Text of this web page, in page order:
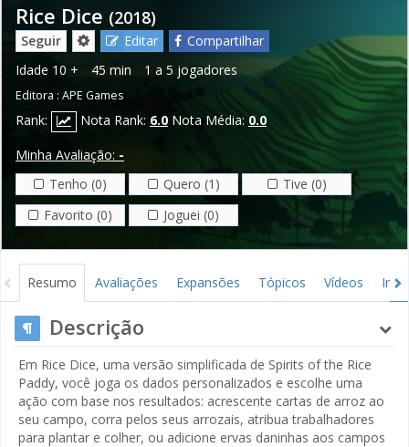
Rice Dice (2018)
Seguir Editar
Compartilhar
Idade 10 + 45 min 1 a 5 jogadores
Editora : APE Games
Rank: Nota Rank: 6.0 Nota Média: 0.0
Minha Avaliação: -
Tenho (0)
Quero (1)
Tive (0)
Favorito (0)
Joguei (0)
Resumo Avaliações Expansões Tópicos Vídeos
Descrição
Em Rice Dice, uma versão simplificada de Spirits of the Rice
Paddy, você joga os dados personalizados e escolhe uma
ação com base nos resultados: acrescente cartas de arroz ao
seu campo, corra pelos seus arrozais, atribua trabalhadores
para plantar e colher, ou adicione ervas daninhas aos campos